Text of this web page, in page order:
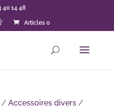
40 14 48
Articles 0
Accessoires divers/